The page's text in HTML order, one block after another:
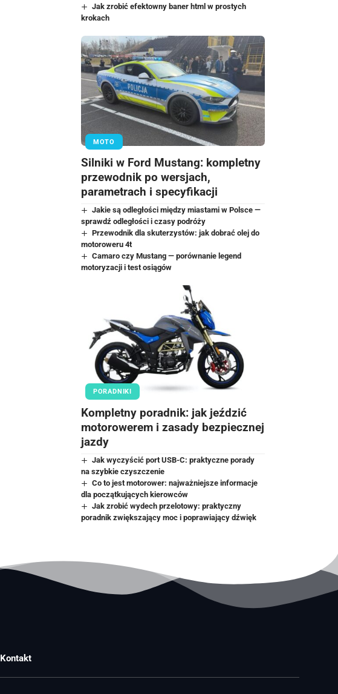
Jak zrobić efektowny baner html w prostych
krokach
MOTO
Silniki w Ford Mustang: kompletny
przewodnik po wersjach,
parametrach i specyfikacji
Jakie są odległości między miastami w Polsce —
sprawdź odległości i czasy podróży
Przewodnik dla skuterzystów: jak dobrać olej do
motoroweru 4t
Camaro czy Mustang — porównanie legend
motoryzacji i test osiągów
PORADNIKI
Kompletny poradnik: jak jeździć
motorowerem i zasady bezpiecznej
jazdy
Jak wyczyścić port USB-C: praktyczne porady
na szybkie czyszczenie
Co to jest motorower: najważniejsze informacje
dla początkujących kierowców
Jak zrobić wydech przelotowy: praktyczny
poradnik zwiększający moc i poprawiający dźwięk
Kontakt